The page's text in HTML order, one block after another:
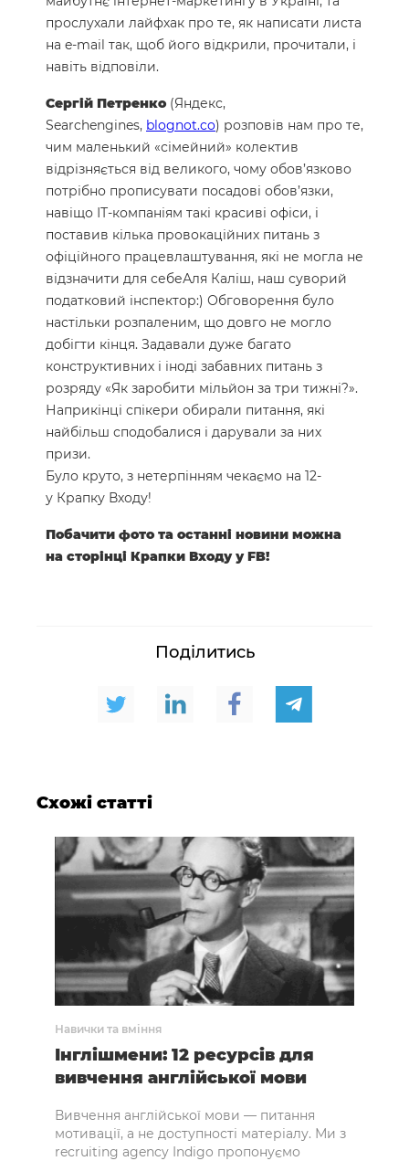
прослухали лайфхак про те, як написати листа
на e-mail так, щоб його відкрили, прочитали, і
навіть відповіли.
Сергій Петренко (Яндекс,
Searchengines, blognot.co) розповів нам про те,
чим маленький «сімейний» колектив
відрізняється від великого, чому обов’язково
потрібно прописувати посадові обов’язки,
навіщо ІТ-компаніям такі красиві офіси, і
поставив кілька провокаційних питань з
офіційного працевлаштування, які не могла не
відзначити для себеАля Каліш, наш суворий
податковий інспектор:) Обговорення було
настільки розпаленим, що довго не могло
добігти кінця. Задавали дуже багато
конструктивних і іноді забавних питань з
розряду «Як заробити мільйон за три тижні?».
Наприкінці спікери обирали питання, які
найбільш сподобалися і дарували за них
призи.
Було круто, з нетерпінням чекаємо на 12-
у Крапку Входу!
Побачити фото та останні новини можна
на сторінці Крапки Входу у FB!
Поділитись
Схожі статті
Навички та вміння
Інглішмени: 12 ресурсів для
вивчення англійської мови
Вивчення англійської мови — питання
мотивації, а не доступності матеріалу. Ми з
recruiting agency Indigo пропонуємо